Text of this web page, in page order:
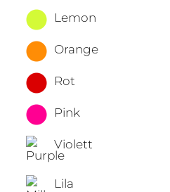
Lemon
Orange
Rot
Pink
Violett
Lila